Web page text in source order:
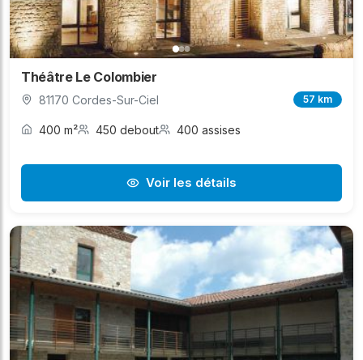
Théâtre Le Colombier
81170 Cordes-Sur-Ciel 57 km
400 m² 450 debout 400 assises
Voir les détails